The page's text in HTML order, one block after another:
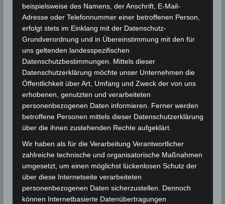
Fußballwetter Afrikacup in Ägypten
Zum Zeitpunkt des Halbfinalspiels des Afrikacups
2019 Senegal – Tunesien wird es in Kairo etwa 35°
warm bei einer schwachen Luftfeuchtigkeit von 25%
und schwachem Wind von nicht mehr als 20 km/h
sein.
Für die Nutzung von Google Adsense (Google Ireland
Limited, Gordon House, Barrow Street, Dublin, D04 E5W5,
Ireland) benötigen wir laut DSGVO Ihre Zustimmung. Es
werden seitens Google Adsense personenbezogene
Daten erhoben, verarbeitet und gespeichert. Welche
Daten genau entnehmen Sie bitte den
Datenschutzbedingungen.
Google Adsenseist deaktiviert.
✓ Erlauben Datenschutzbedingungen
beispielsweise des Namens, der Anschrift, E-Mail-
Adresse oder Telefonnummer einer betroffenen Person,
erfolgt stets im Einklang mit der Datenschutz-
Grundverordnung und in Übereinstimmung mit den für
uns geltenden landesspezifischen
Datenschutzbestimmungen. Mittels dieser
Datenschutzerklärung möchte unser Unternehmen die
Öffentlichkeit über Art, Umfang und Zweck der von uns
erhobenen, genutzten und verarbeiteten
personenbezogenen Daten informieren. Ferner werden
betroffene Personen mittels dieser Datenschutzerklärung
über die ihnen zustehenden Rechte aufgeklärt.
Wir haben als für die Verarbeitung Verantwortlicher
zahlreiche technische und organisatorische Maßnahmen
umgesetzt, um einen möglichst lückenlosen Schutz der
über diese Internetseite verarbeiteten
personenbezogenen Daten sicherzustellen. Dennoch
können Internetbasierte Datenübertragungen